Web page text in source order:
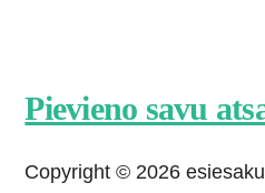
Footer
Pievieno savu
Copyright © 2026